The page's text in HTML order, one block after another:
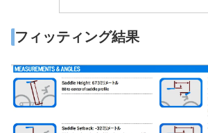
フィッティング結果